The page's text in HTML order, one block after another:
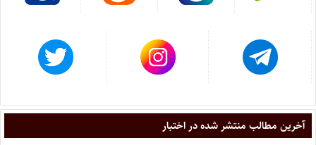
آخرین مطالب منتشر شده در اختبار